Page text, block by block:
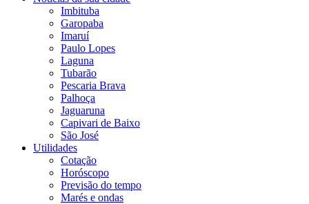
Imbituba
Garopaba
Imaruí
Paulo Lopes
Laguna
Tubarão
Pescaria Brava
Palhoça
Jaguaruna
Capivari de Baixo
São José
Utilidades
Cotação
Horóscopo
Previsão do tempo
Marés e ondas